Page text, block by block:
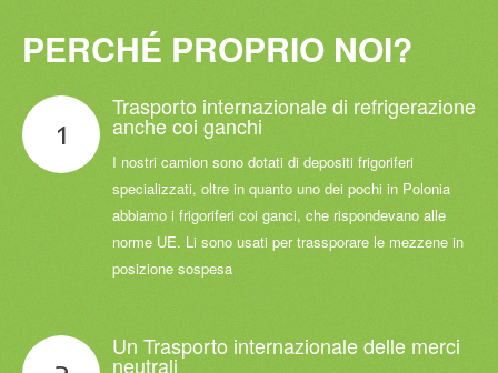
PERCHÉ PROPRIO NOI?
1
Trasporto internazionaledi refrigerazione
anchecoi ganchi
I nostri camion sono dotati di depositi frigoriferi
specializzati, oltre in quanto uno dei pochi in Polonia
abbiamo i frigoriferi coi ganci, che rispondevano alle
norme UE. Li sono usati per trassporare le mezzene in
posizione sospesa
Un Trasporto internazionaledelle merci
neutrali